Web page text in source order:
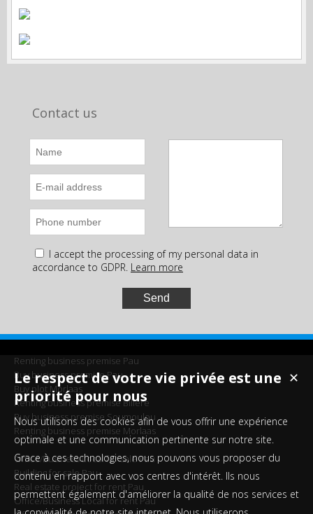
Contact us
I accept the processing of my personal data in
accordance to GDPR. Learn more
Renting business premise Pau
Buy business premise Pau
Buy plot Morlaas
Renting business premise Billère
Buy business premise Soumoulou
Renting business premise Morlaas
Office/Business Local for sale Pau
Building for sale Pau
Real estate project for rent Pau
Office/Business Local for rent Pau
✕
Le respect de votre vie privée est une
priorité pour nous
Nous utilisons des cookies afin de vous offrir une expérience
optimale et une communication pertinente sur notre site.
Grace à ces technologies, nous pouvons vous proposer du
contenu en rapport avec vos centres d'intérêt. Ils nous
permettent également d'améliorer la qualité de nos services et